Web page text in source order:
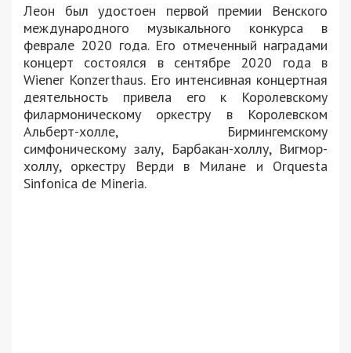
Леон был удостоен первой премии Венского
международного музыкального конкурса в
феврале 2020 года. Его отмеченный наградами
концерт состоялся в сентябре 2020 года в
Wiener Konzerthaus. Его интенсивная концертная
деятельность привела его к Королевскому
филармоническому оркестру в Королевском
Альберт-холле, Бирмингемскому
симфоническому залу, Барбакан-холлу, Вигмор-
холлу, оркестру Верди в Милане и Orquesta
Sinfonica de Mineria.